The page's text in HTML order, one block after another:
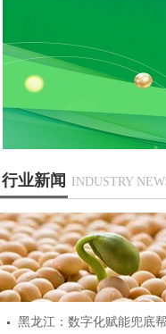
行业新闻 INDUSTRY
黑龙江：数字化赋能兜底